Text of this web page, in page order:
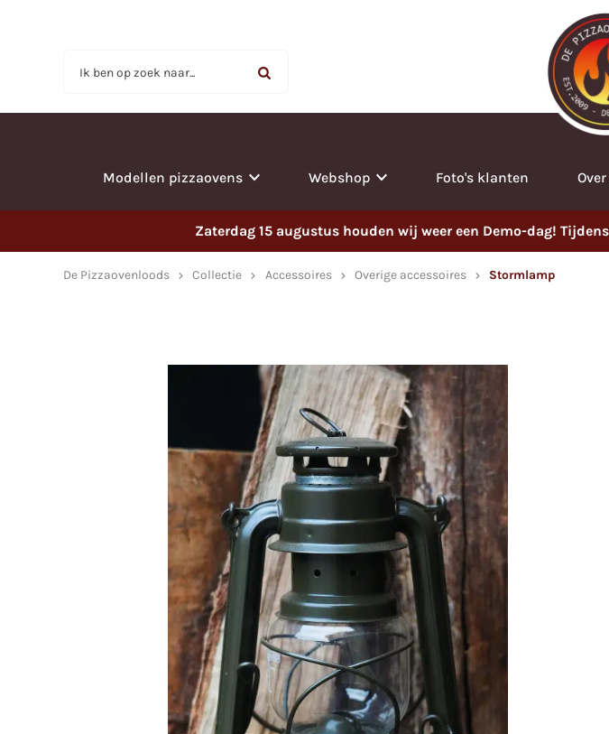
Ik ben op zoek naar...
Modellen pizzaovens Webshop Foto's klanten
Zaterdag 15 augustus houden wij weer een Demo-dag!
De Pizzaovenloods Collectie Accessoires Overige accessoires Stormlamp